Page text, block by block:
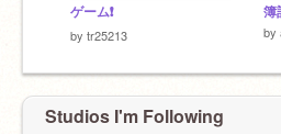
ゲーム❗️
by tr25213
簿
by
Studios I'm Following